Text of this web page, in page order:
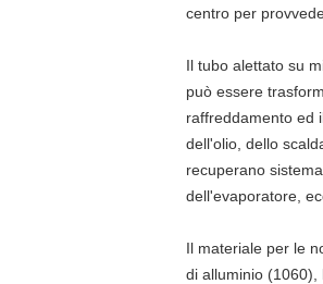
centro per
Il tubo alettato su
può essere
raffreddamento ed
dell'olio, dello
recuperano
dell'evaporatore,
Il materiale per le
di alluminio (1060),